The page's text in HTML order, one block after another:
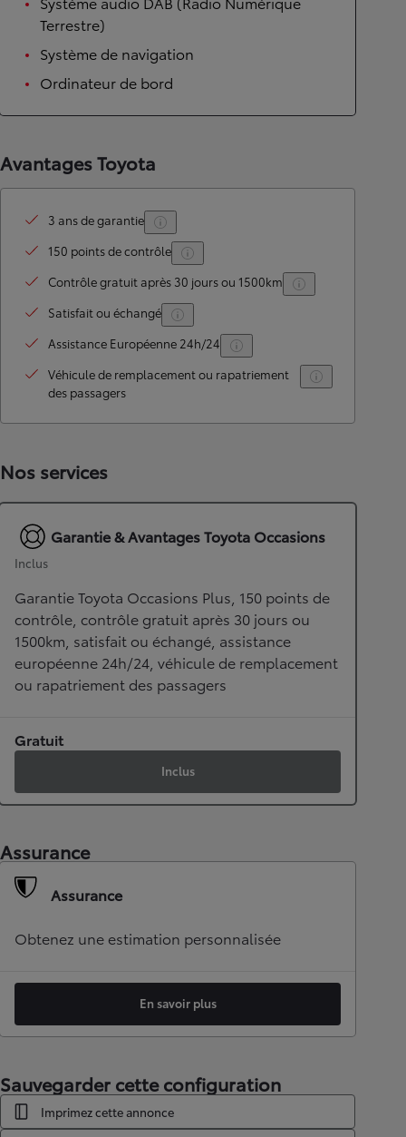
Terrestre)
Système de navigation
Ordinateur de bord
Avantages Toyota
3 ans de garantie
150 points de contrôle
Contrôle gratuit après 30 jours ou 1500km
Satisfait ou échangé
Assistance Européenne 24h/24
Véhicule de remplacement ou rapatriement
des passagers
Nos services
Garantie & Avantages Toyota Occasions
Inclus
Garantie Toyota Occasions Plus, 150 points de
contrôle, contrôle gratuit après 30 jours ou
1500km, satisfait ou échangé, assistance
européenne 24h/24, véhicule de remplacement
ou rapatriement des passagers
Gratuit
Inclus
Assurance
Assurance
Obtenez une estimation personnalisée
En savoir plus
Sauvegarder cette configuration
Imprimez cette annonce